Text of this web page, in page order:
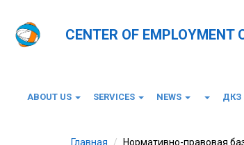
CENTER OF
ABOUT US SERVICES NEWS ДКЗ
Главная Нормативно-правовая